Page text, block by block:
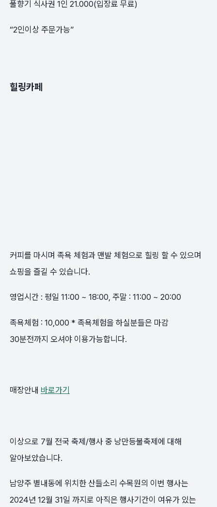
풀향기 식사권 1인 21.000(입장료 무료)
“2인이상 주문가능”
힐링카페
커피를 마시며 족욕 체험과 맨발 체험으로 힐링 할 수 있으며
쇼핑을 즐길 수 있습니다.
영업시간 : 평일 11:00 ~ 18:00, 주말 : 11:00 ~ 20:00
족욕체험 : 10,000 * 족욕체험을 하실분들은 마감
30분전까지 오셔야 이용가능합니다.
매장안내 바로가기
이상으로 7월 전국 축제/행사 중 낭만등불축제에 대해
알아보았습니다.
남양주 별내동에 위치한 산들소리 수목원의 이번 행사는
2024년 12월 31일 까지로 아직은 행사기간이 여유가 있는